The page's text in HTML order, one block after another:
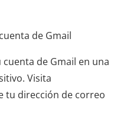
de Gmail
de Gmail en una
Visita
tu dirección de correo